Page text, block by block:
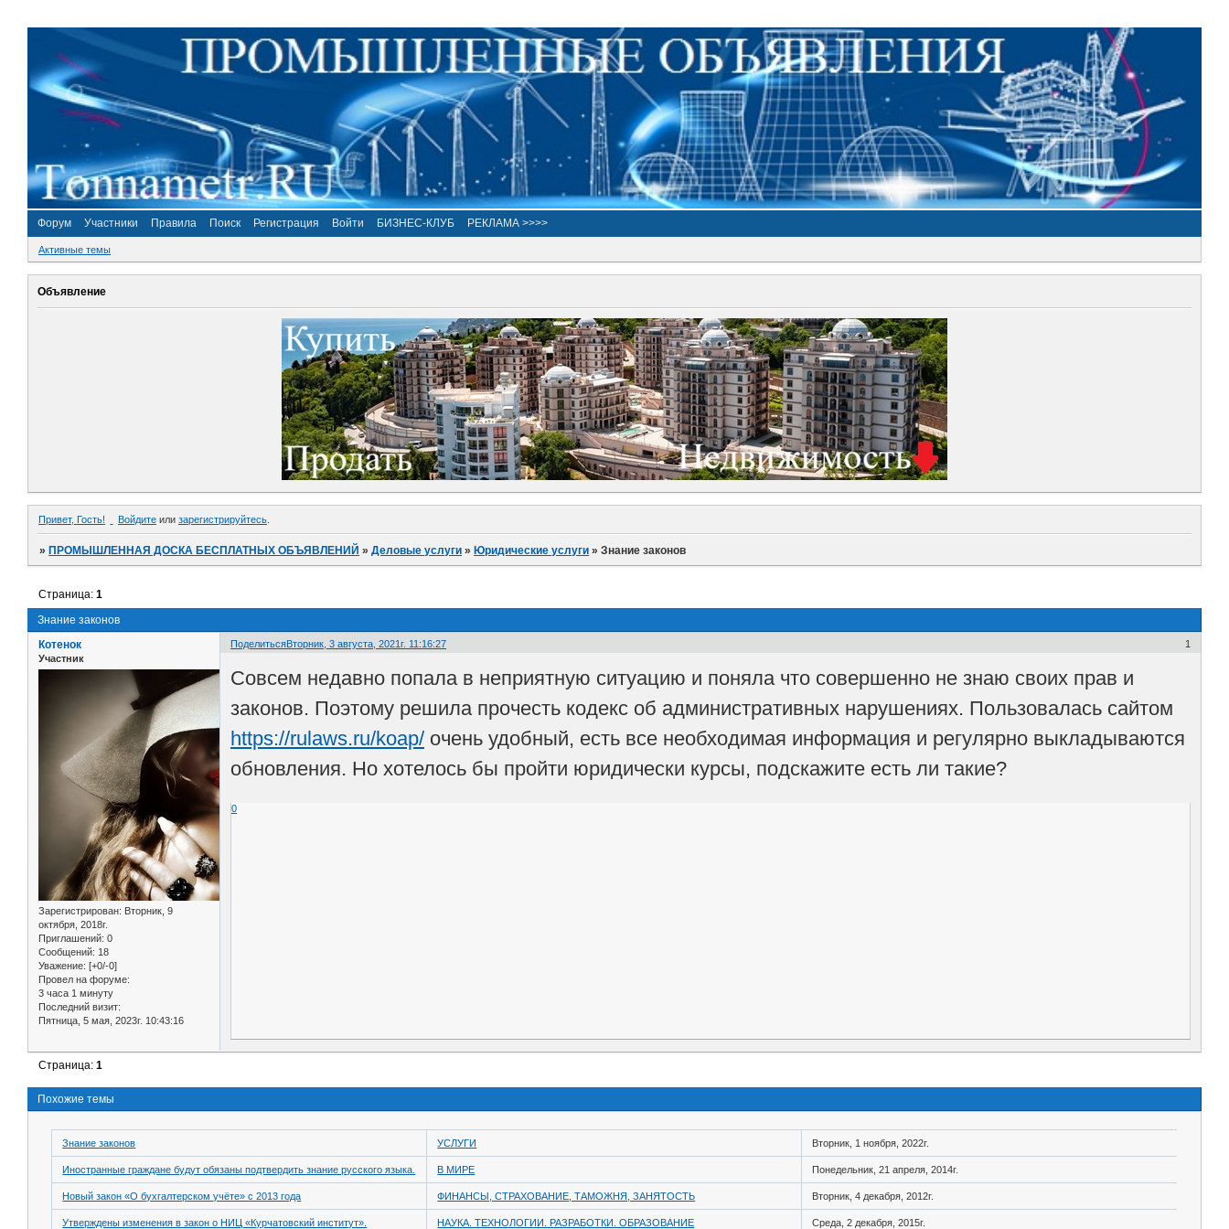
Форум Участники Правила Поиск Регистрация Войти БИЗНЕС-КЛУБ РЕКЛАМА >>>>
Активные темы
Объявление
Привет, Гость! Войдите или зарегистрируйтесь
»ПРОМЫШЛЕННАЯ ДОСКА БЕСПЛАТНЫХ ОБЪЯВЛЕНИЙ »Деловые услуги »Юридические услуги »Знание законов
Знание законов
Страница:1
Поделиться 1
Вторник, 3 августа, 2021г. 11:16:27
Котенок
Участник
Зарегистрирован: Вторник, 9
октября, 2018г.
Приглашений: 0
Сообщений: 18
Уважение: [+0/-0]
Провел на форуме:
3 часа 1 минуту
Последний визит:
Пятница, 5 мая, 2023г. 10:43:16
Совсем недавно попала в неприятную ситуацию и поняла что совершенно не знаю своих прав и
законов. Поэтому решила прочесть кодекс об административных нарушениях. Пользовалась сайтом
https://rulaws.ru/koap/ очень удобный, есть все необходимая информация и регулярно выкладываются
обновления. Но хотелось бы пройти юридически курсы, подскажите есть ли такие?
0
Страница:1
Похожие темы
Знание законов УСЛУГИ Вторник, 1 ноября, 2022г.
Иностранные граждане будут обязаны подтвердить знание русского языка. В МИРЕ Понедельник, 21 апреля, 2014г.
Новый закон «О бухгалтерском учёте» с 2013 года ФИНАНСЫ, СТРАХОВАНИЕ, ТАМОЖНЯ, ЗАНЯТОСТЬ Вторник, 4 декабря, 2012г.
Утверждены изменения в закон о НИЦ «Курчатовский институт». НАУКА. ТЕХНОЛОГИИ. РАЗРАБОТКИ. ОБРАЗОВАНИЕ Среда, 2 декабря, 2015г.